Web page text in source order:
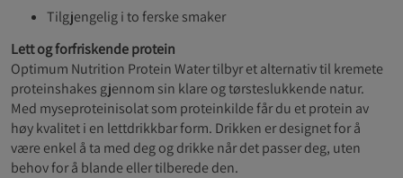
Tilgjengelig i to ferske smaker
Lett og forfriskende protein
Optimum Nutrition ProteinWater tilbyr et alternativ til kremete
proteinshakes gjennom sin klare og tørsteslukkende natur.
Med myseproteinisolat som proteinkilde får du et protein av
høy kvalitet i en lettdrikkbar form. Drikken er designet for å
være enkel å ta med deg og drikke når det passer deg, uten
behov for å blande eller tilberede den.